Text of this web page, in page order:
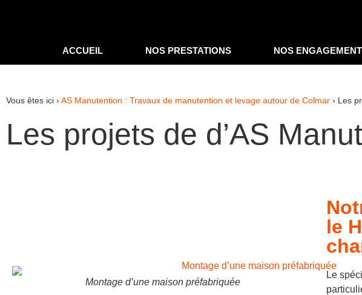
ACCUEIL NOS PRESTATIONS NOS
Vous êtes ici › AS Manutention : Travaux de manutention et levage autour de Colmar › Les
Les projets de d’AS
Montage d’une maison préfabriquée
le
Le